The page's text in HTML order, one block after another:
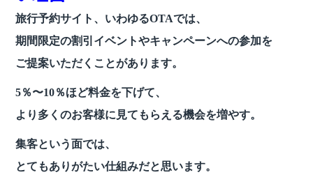
旅行予約サイト、いわゆるOTAでは、
期間限定の割引イベントやキャンペーンへの参加を
ご提案いただくことがあります。
5％〜10％ほど料金を下げて、
より多くのお客様に見てもらえる機会を増やす。
集客という面では、
とてもありがたい仕組みだと思います。